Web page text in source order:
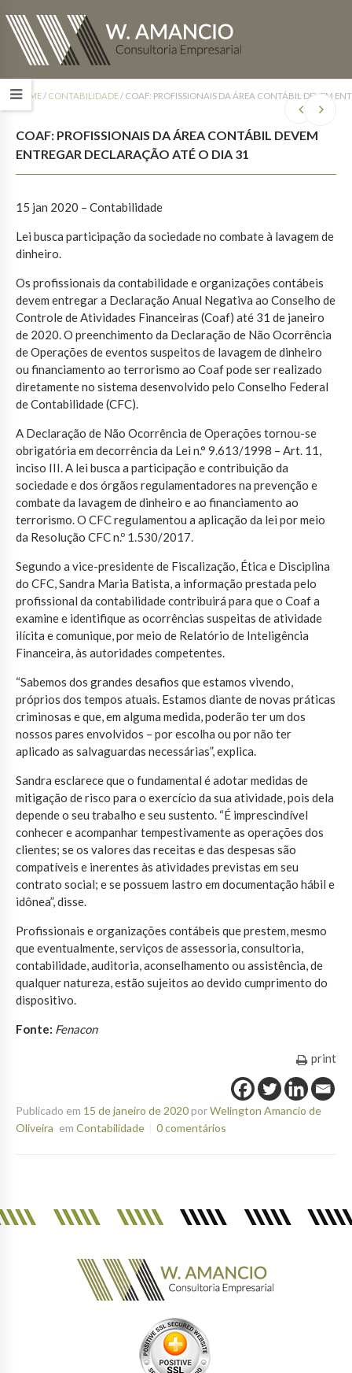
HOME/ CONTABILIDADE/ COAF: PROFISSIONAIS DA ÁREA CONTÁBIL DEVEM
COAF: PROFISSIONAIS DA ÁREA CONTÁBIL DEVEM
ENTREGAR DECLARAÇÃO ATÉ O DIA 31
15 jan 2020 – Contabilidade
Lei busca participação da sociedade no combate à lavagem de
dinheiro.
Os profissionais da contabilidade e organizações contábeis
devem entregar a Declaração Anual Negativa ao Conselho de
Controle de Atividades Financeiras (Coaf) até 31 de janeiro
de 2020. O preenchimento da Declaração de Não Ocorrência
de Operações de eventos suspeitos de lavagem de dinheiro
ou financiamento ao terrorismo ao Coaf pode ser realizado
diretamente no sistema desenvolvido pelo Conselho Federal
de Contabilidade (CFC).
A Declaração de Não Ocorrência de Operações tornou-se
obrigatória em decorrência da Lei n.° 9.613/1998 – Art. 11,
inciso III. A lei busca a participação e contribuição da
sociedade e dos órgãos regulamentadores na prevenção e
combate da lavagem de dinheiro e ao financiamento ao
terrorismo. O CFC regulamentou a aplicação da lei por meio
da Resolução CFC n.º 1.530/2017.
Segundo a vice-presidente de Fiscalização, Ética e Disciplina
do CFC, Sandra Maria Batista, a informação prestada pelo
profissional da contabilidade contribuirá para que o Coaf a
examine e identifique as ocorrências suspeitas de atividade
ilícita e comunique, por meio de Relatório de Inteligência
Financeira, às autoridades competentes.
“Sabemos dos grandes desafios que estamos vivendo,
próprios dos tempos atuais. Estamos diante de novas práticas
criminosas e que, em alguma medida, poderão ter um dos
nossos pares envolvidos – por escolha ou por não ter
aplicado as salvaguardas necessárias”, explica.
Sandra esclarece que o fundamental é adotar medidas de
mitigação de risco para o exercício da sua atividade, pois dela
depende o seu trabalho e seu sustento. “É imprescindível
conhecer e acompanhar tempestivamente as operações dos
clientes; se os valores das receitas e das despesas são
compatíveis e inerentes às atividades previstas em seu
contrato social; e se possuem lastro em documentação hábil e
idônea”, disse.
Profissionais e organizações contábeis que prestem, mesmo
que eventualmente, serviços de assessoria, consultoria,
contabilidade, auditoria, aconselhamento ou assistência, de
qualquer natureza, estão sujeitos ao devido cumprimento do
dispositivo.
Fonte: Fenacon
print
Publicado em 15 de janeiro de 2020porWelington Amancio de
Oliveira em Contabilidade 0 comentários